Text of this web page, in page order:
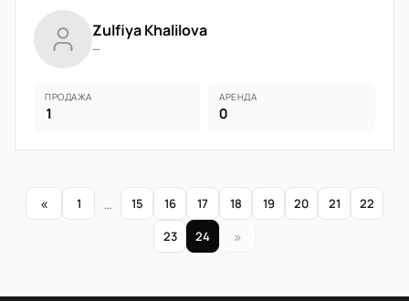
Zulfiya Khalilova
—
ПРОДАЖА
1
АРЕНДА
0
« 1 … 15 16 17 18 19 20 21
22
23
24 »